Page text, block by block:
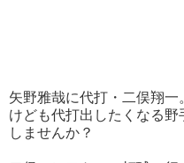
矢野雅哉に代打・二俣翔
けども代打出したくなる
しませんか？